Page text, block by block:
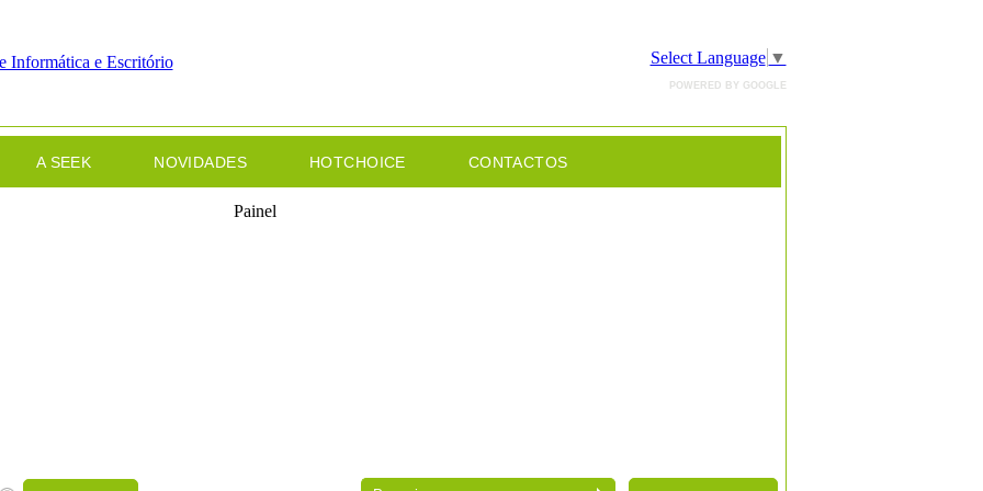
Select Language ▼
POWERED BY GOOGLE
A SEEK NOVIDADES HOTCHOICE CONTACTOS